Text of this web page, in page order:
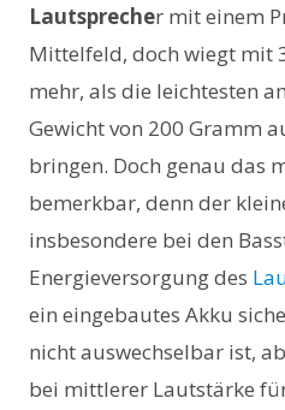
Lautsprecher mit einem
Mittelfeld, doch wiegt mit
mehr, als die leichtesten
Gewicht von 200 Gramm
bringen. Doch genau das
bemerkbar, denn der
insbesondere bei den
Energieversorgung des
ein eingebautes Akku
nicht auswechselbar ist,
bei mittlerer Lautstärke